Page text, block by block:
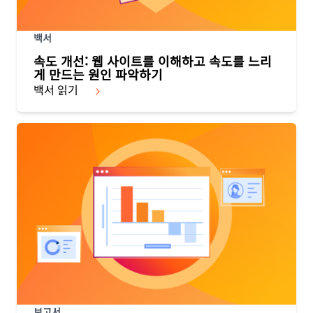
백서
속도 개선: 웹 사이트를 이해하고 속도를 느리
게 만드는 원인 파악하기
백서 읽기